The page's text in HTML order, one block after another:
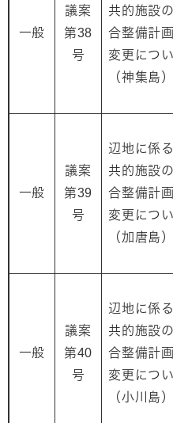
一般
議案
第38
号
共的施設
合整備計
変更につ
（神集島）
一般
議案
第39
号
辺地に係
共的施設
合整備計
変更につ
（加唐島）
一般
議案
第40
号
辺地に係
共的施設
合整備計
変更につ
（小川島）